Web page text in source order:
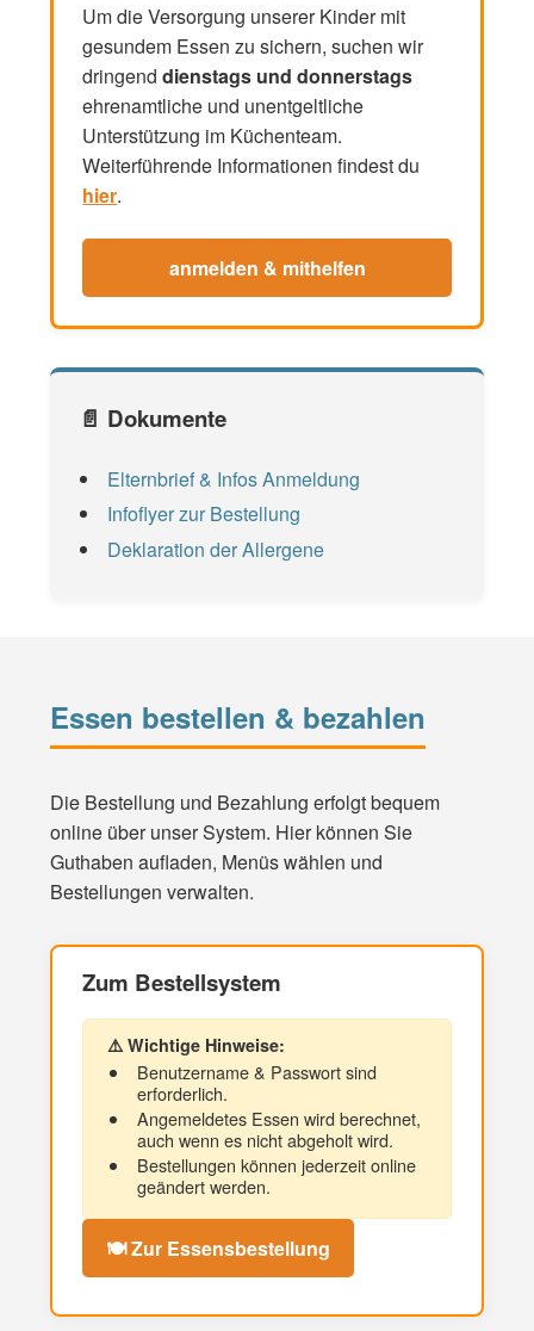
Um die Versorgung unserer Kinder mit
gesundem Essen zu sichern, suchen wir
dringenddienstags und donnerstags
ehrenamtliche und unentgeltliche
Unterstützung im Küchenteam.
Weiterführende Informationen findest du
hier.
anmelden & mithelfen
📄 Dokumente
Elternbrief & Infos Anmeldung
Infoflyer zur Bestellung
Deklaration der Allergene
Essen bestellen & bezahlen
Die Bestellung und Bezahlung erfolgt bequem
online über unser System. Hier können Sie
Guthaben aufladen, Menüs wählen und
Bestellungen verwalten.
Zum Bestellsystem
⚠️ Wichtige Hinweise:
Benutzername & Passwort sind
erforderlich.
Angemeldetes Essen wird berechnet,
auch wenn es nicht abgeholt wird.
Bestellungen können jederzeit online
geändert werden.
🍽️ Zur Essensbestellung